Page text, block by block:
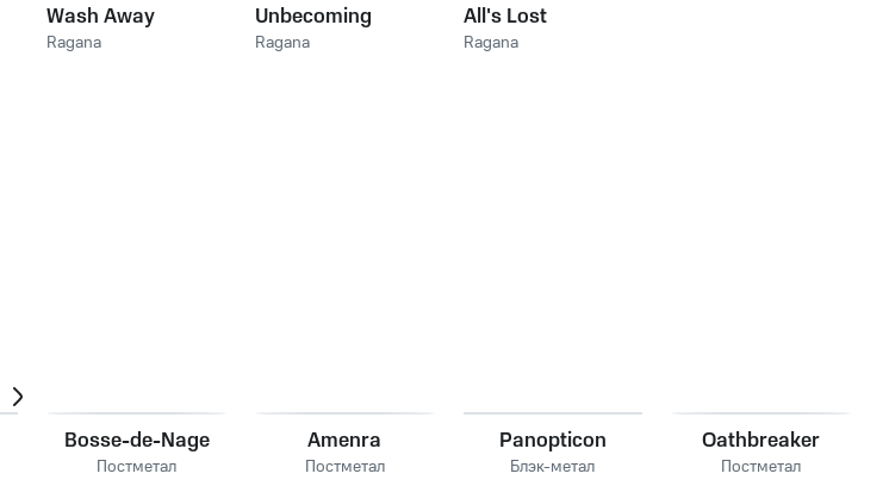
Wash Away
Ragana
Unbecoming
Ragana
All's Lost
Ragana
Bosse-de-Nage
Постметал
Amenra
Постметал
Panopticon
Блэк-метал
Oathbreaker
Постметал